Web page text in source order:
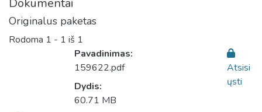
Dokumentai
Originalus paketas
Rodoma 1 - 1 iš 1
Pavadinimas:
159622.pdf
Dydis:
60.71 MB
Atsisi
ųsti